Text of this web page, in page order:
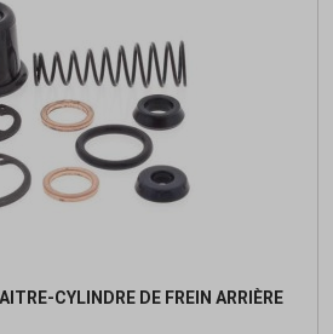
CYLINDRE DE FREIN ARRIÈRE